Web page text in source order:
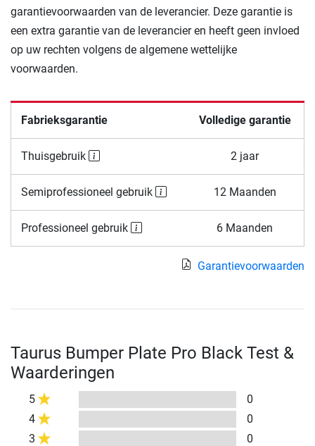
garantievoorwaarden van de leverancier. Deze garantie is
een extra garantie van de leverancier en heeft geen invloed
op uw rechten volgens de algemene wettelijke
voorwaarden.
Fabrieksgarantie Volledige garantie
Thuisgebruik 2 jaar
Semiprofessioneel gebruik 12 Maanden
Professioneel gebruik 6 Maanden
Garantievoorwaarden
Taurus Bumper Plate Pro Black Test &
Waarderingen
5
0
4
0
3
0